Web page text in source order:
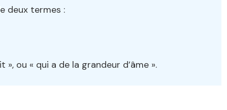
deux termes :
ou « qui a de la grandeur d’âme ».